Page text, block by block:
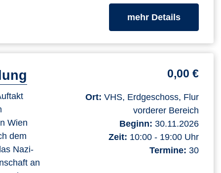
mehr Detailszum
Wien
dem
Nazi-
an
0,00 €
Ort: VHS, Erdgeschoss, Flur
vorderer Bereich
Beginn: 30.11.2026
Zeit: 10:00 - 19:00 Uhr
Termine: 30